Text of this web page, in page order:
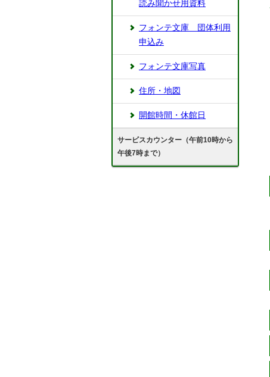
読み聞かせ用資料
フォンテ文庫 団体利用
申込み
フォンテ文庫写真
住所・地図
開館時間・休館日
サービスカウンター（午前10時から
午後7時まで）